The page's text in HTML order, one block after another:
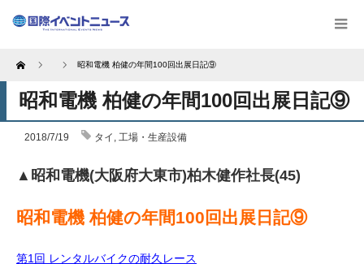
Home 昭和電機 柏健の年間100回出展日記⑨
昭和電機 柏健の年間100回出展日記⑨
2018/7/19 タイ , 工場・生産設備
▲昭和電機(大阪府大東市)柏木健作社長(45)
昭和電機 柏健の年間100回出展日記⑨
第1回 レンタルバイクの耐久レース